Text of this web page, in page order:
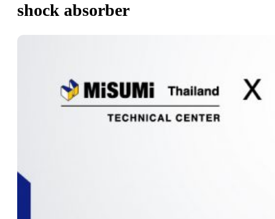
shock absorber